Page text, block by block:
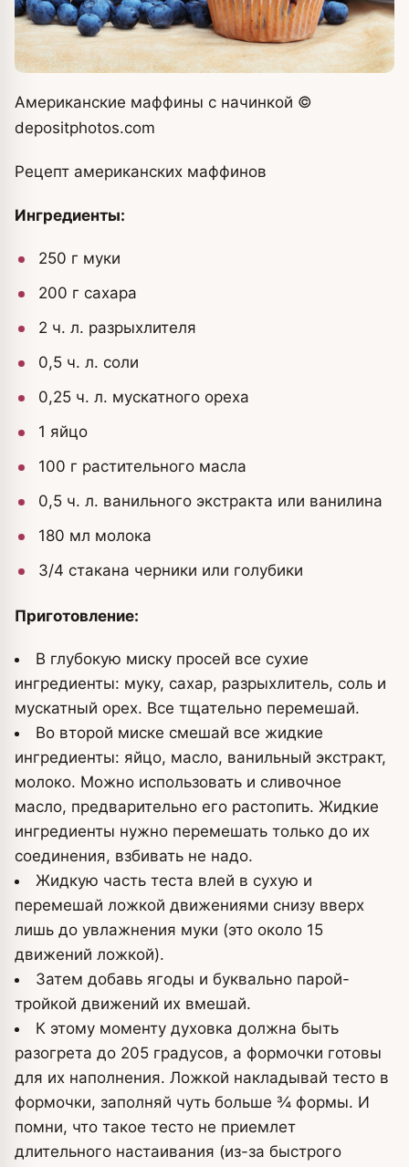
Американские маффины с начинкой ©
depositphotos.com
Рецепт американских маффинов
Ингредиенты:
250 г муки
200 г сахара
2 ч. л. разрыхлителя
0,5 ч. л. соли
0,25 ч. л. мускатного ореха
1 яйцо
100 г растительного масла
0,5 ч. л. ванильного экстракта или ванилина
180 мл молока
3/4 стакана черники или голубики
Приготовление:
В глубокую миску просей все сухие
ингредиенты: муку, сахар, разрыхлитель, соль и
мускатный орех. Все тщательно перемешай.
Во второй миске смешай все жидкие
ингредиенты: яйцо, масло, ванильный экстракт,
молоко. Можно использовать и сливочное
масло, предварительно его растопить. Жидкие
ингредиенты нужно перемешать только до их
соединения, взбивать не надо.
Жидкую часть теста влей в сухую и
перемешай ложкой движениями снизу вверх
лишь до увлажнения муки (это около 15
движений ложкой).
Затем добавь ягоды и буквально парой-
тройкой движений их вмешай.
К этому моменту духовка должна быть
разогрета до 205 градусов, а формочки готовы
для их наполнения. Ложкой накладывай тесто в
формочки, заполняй чуть больше ¾ формы. И
помни, что такое тесто не приемлет
длительного настаивания (из-за быстрого